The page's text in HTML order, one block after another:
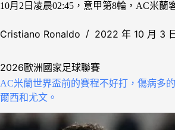
10月2日凌晨02:45，意甲第8輪，AC米蘭
Cristiano Ronaldo 2022 年 10 月 3 日
2026歐洲國家足球聯賽
AC米蘭世界盃前的賽程不好打，傷病多
爾西和尤文。